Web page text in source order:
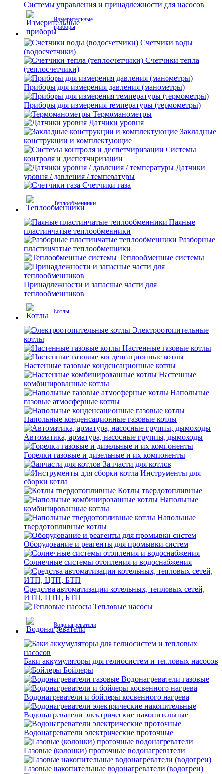
Системы управления и принадлежности для насосов
Измерительные
приборы
Счетчики воды
(водосчетчики)
Счетчики тепла
(теплосчетчики)
Приборы для измерения давления (манометры)
Приборы для измерения температуры (термометры)
Термоманометры
Датчики уровня
Закладные
конструкции и комплектующие
Системы
контроля и диспетчиризации
Датчики
уровня / давления / температуры
Счетчики газа
Теплообменники
Паяные
пластинчатые теплообменники
Разборные
пластинчатые теплообменники
Теплообменные системы
Принадлежности и запасные части для
теплообменников
Котлы
Электроотопительные
котлы
Настенные газовые котлы
Настенные газовые конденсационные котлы
Настенные
комбинированные котлы
Напольные
газовые атмосферные котлы
Напольные конденсационные газовые котлы
Автоматика, арматура, насосные группы, дымоходы
Горелки газовые и дизельные и их компоненты
Запчасти для котлов
Инструменты для
сборки котла
Котлы твердотопливные
Напольные
комбинированные котлы
Напольные
твердотопливные котлы
Оборудование и реагенты для промывки систем
Солнечные системы отопления и водоснабжения
Средства автоматизации котельных, тепловых сетей,
ИТП, ЦТП, БТП
Тепловые насосы
Водонагреватели
Баки аккумуляторы для гелиосистем и тепловых насосов
Бойлеры
Водонагреватели газовые
Водонагреватели и бойлеры косвенного нагрева
Водонагреватели электрические накопительные
Водонагреватели электрические проточные
Газовые (колонки) проточные водонагреватели
Газовые накопительные водонагреватели (водогреи)